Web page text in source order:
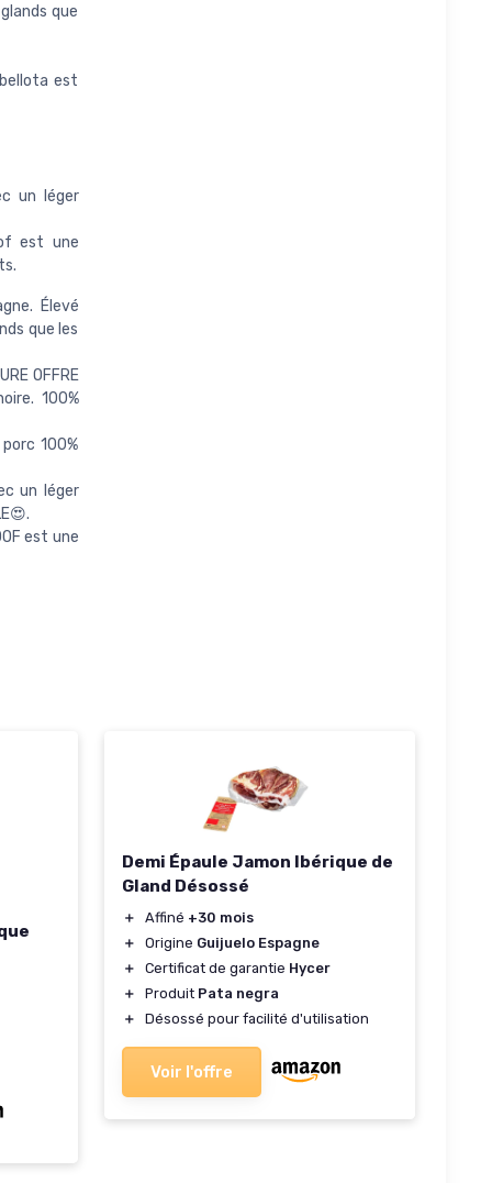
que
est
un léger
est une
Élevé
que les
OFFRE
100%
100%
un léger
est une
Demi Épaule Jamon Ibérique de
Gland Désossé
＋ Affiné +30 mois
＋
Origine Guijuelo Espagne
＋
Certificat de garantie Hycer
＋
Produit Pata negra
＋
Désossé pour facilité d'utilisation
Voir l'offre